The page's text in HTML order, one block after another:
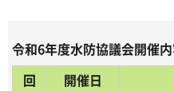
令和6年度水防協議会開催
回
開催日